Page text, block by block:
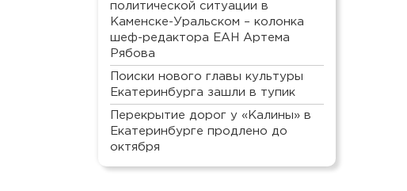
политической ситуации в
Каменске-Уральском – колонка
шеф-редактора ЕАН Артема
Рябова
Поиски нового главы культуры
Екатеринбурга зашли в тупик
Перекрытие дорог у «Калины» в
Екатеринбурге продлено до
октября